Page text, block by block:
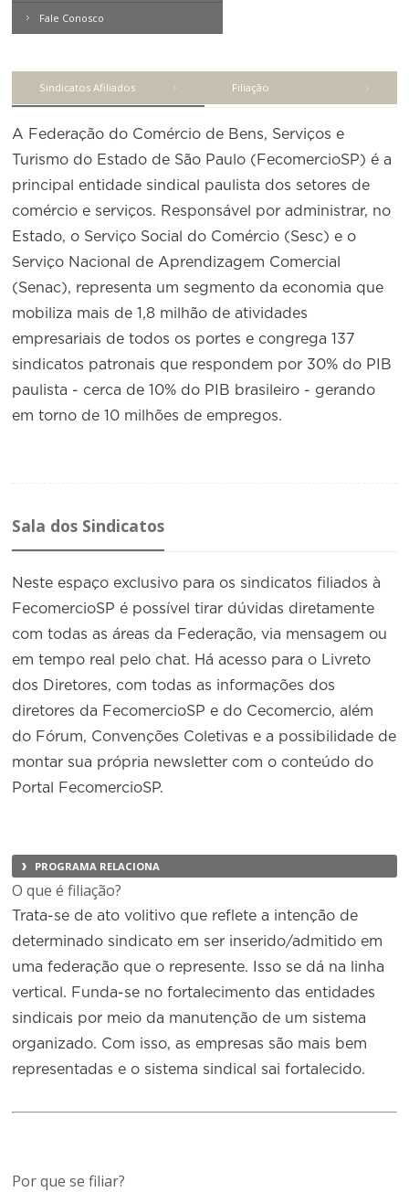
Afixação de preços e fiscalização
Logística Reversa
SENAC
Cecomercio
Licitações
Prêmio de Sustentabilidade
Conselho de Assuntos Tributários
Conselho de Economia Empresarial e Política
Conselho do Comércio Atacadista
Conselho de Serviços
Conselho de Sustentabilidade
Conselho de Comércio Eletrônico
Advocacy
IPS
PESP-S
PESP-C
PCSS
IMAT
LVC
FTN
sindicais do comércio
Médicos Veterinários
Motoristas
Nutricionistas
Secretárias
Técnicos Industriais
Telefonistas
Vendedores e Viajantes
Contemporâneo
Revista Problemas Brasileiros
Livros
Expresso MEI
Fale Conosco
Sindicatos Afiliados Filiação
A Federação do Comércio de Bens, Serviços e
Turismo do Estado de São Paulo (FecomercioSP) é a
principal entidade sindical paulista dos setores de
comércio e serviços. Responsável por administrar, no
Estado, o Serviço Social do Comércio (Sesc) e o
Serviço Nacional de Aprendizagem Comercial
(Senac), representa um segmento da economia que
mobiliza mais de 1,8 milhão de atividades
empresariais de todos os portes e congrega 137
sindicatos patronais que respondem por 30% do PIB
paulista - cerca de 10% do PIB brasileiro - gerando
em torno de 10 milhões de empregos.
Sala dos Sindicatos
Neste espaço exclusivo para os sindicatos filiados à
FecomercioSP é possível tirar dúvidas diretamente
com todas as áreas da Federação, via mensagem ou
em tempo real pelo chat. Há acesso para o Livreto
dos Diretores, com todas as informações dos
diretores da FecomercioSP e do Cecomercio, além
do Fórum, Convenções Coletivas e a possibilidade de
montar sua própria newsletter com o conteúdo do
Portal FecomercioSP.
PROGRAMA RELACIONA
O que é filiação?
Trata-se de ato volitivo que reflete a intenção de
determinado sindicato em ser inserido/admitido em
uma federação que o represente. Isso se dá na linha
vertical. Funda-se no fortalecimento das entidades
sindicais por meio da manutenção de um sistema
organizado. Com isso, as empresas são mais bem
representadas e o sistema sindical sai fortalecido.
Por que se filiar?